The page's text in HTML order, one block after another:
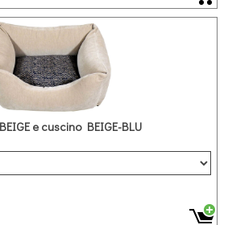
e cuscino BEIGE-BLU